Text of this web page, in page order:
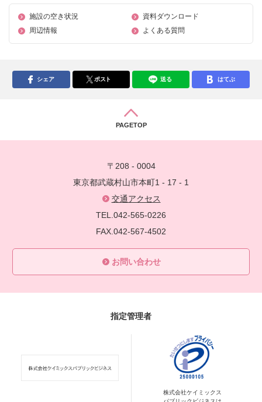
施設の空き状況
資料ダウンロード
周辺情報
よくある質問
シェア ポスト 送る はてぶ
PAGETOP
〒208 - 0004
東京都武蔵村山市本町1 - 17 - 1
交通アクセス
TEL.042-565-0226
FAX.042-567-4502
お問い合わせ
指定管理者
株式会社ケイミックス